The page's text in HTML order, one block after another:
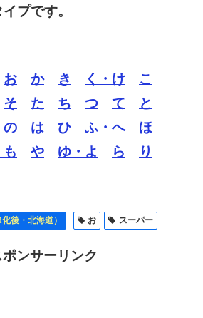
プです。
お か き く・け
こ
そ た ち つ て
と
の は ひ ふ・へ
ほ
も や ゆ・よ ら
り
後・北海道） お スーパー
ポンサーリンク